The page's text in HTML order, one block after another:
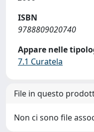
ISBN
9788809020740
Appare nelle
7.1 Curatela
File in questo
Non ci sono file